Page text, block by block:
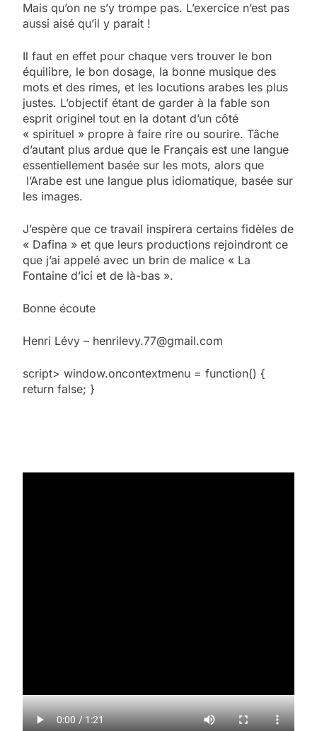
Mais qu’on ne s’y trompe pas. L’exercice n’est pas
aussi aisé qu’il y parait !
Il faut en effet pour chaque vers trouver le bon
équilibre, le bon dosage, la bonne musique des
mots et des rimes, et les locutions arabes les plus
justes. L’objectif étant de garder à la fable son
esprit originel tout en la dotant d’un côté
« spirituel » propre à faire rire ou sourire. Tâche
d’autant plus ardue que le Français est une langue
essentiellement basée sur les mots, alors que
l’Arabe est une langue plus idiomatique, basée sur
les images.
J’espère que ce travail inspirera certains fidèles de
« Dafina » et que leurs productions rejoindront ce
que j’ai appelé avec un brin de malice « La
Fontaine d’ici et de là-bas ».
Bonne écoute
Henri Lévy – henrilevy.77@gmail.com
script> window.oncontextmenu = function() {
return false; }